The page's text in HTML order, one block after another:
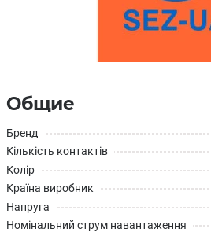
Общие
Бренд
Кількість контактів
Колір
Країна виробник
Напруга
Номінальний струм навантаження